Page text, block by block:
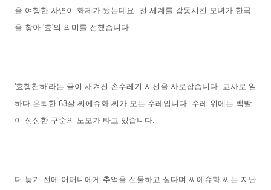
을 여행한 사연이 화제가 됐는데요. 전 세계를 감동시킨 모녀가 한국
을 찾아 '효'의 의미를 전했습니다.
'효행천하'라는 글이 새겨진 손수레기 시선을 사로잡습니다. 교사로 일
하다 은퇴한 63살 씨에슈화 씨가 모는 수레입니다. 수레 위에는 백발
이 성성한 구순의 노모가 타고 있습니다.
더 늦기 전에 어머니에게 추억을 선물하고 싶다며 씨에슈화 씨는 지난